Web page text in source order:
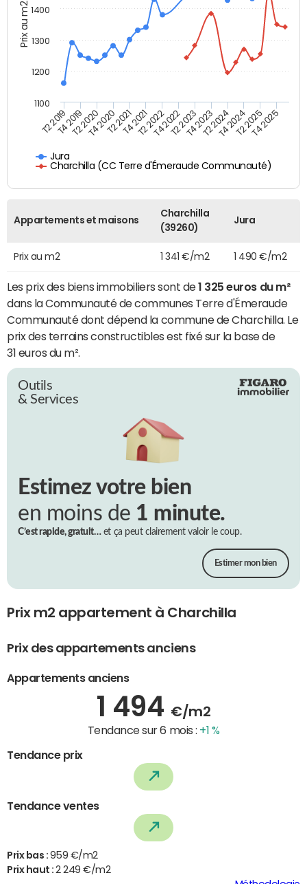
Prix au m2
Jura
Charchilla (CC Terre d'Émeraude Communauté)
T2 2019T4 2019T2 2020T4 2020T2 2021T4 2021T2 2022T4 2022T2 2023T4 2023T2 2024T4 2024T2 2025T4 2025
1100
1200
1300
1400
Appartements et maisons
Charchilla
(39260)
Jura
Prix au m2 1 341 €/m2 1 490 €/m2
Les prix des biens immobiliers sont de1 325 euros du m²
dans la Communauté de communes Terre d'Émeraude
Communauté dont dépend la commune de Charchilla. Le
prix des terrains constructibles est fixé sur la base de
31 euros du m².
Outils
& Services
Estimez votre bien
en moins de 1 minute.
C’est rapide, gratuit…et ça peut clairement valoir le coup.
Estimer mon bien
Prix m2 appartement à Charchilla
Prix des appartements anciens
Appartements anciens
1 494 €/m2
Tendance sur 6 mois : +1 %
Tendance prix
Tendance ventes
Prix bas : 959 €/m2
Prix haut :2 249 €/m2